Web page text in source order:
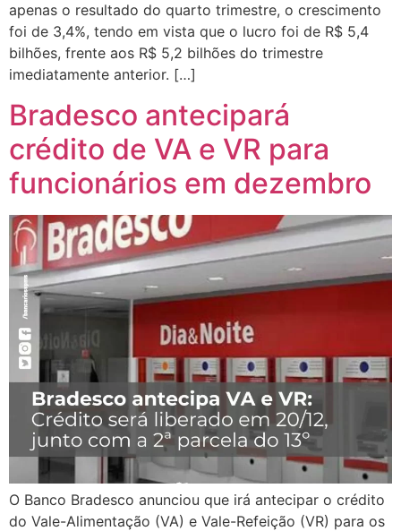
apenas o resultado do quarto trimestre, o crescimento
foi de 3,4%, tendo em vista que o lucro foi de R$ 5,4
bilhões, frente aos R$ 5,2 bilhões do trimestre
imediatamente anterior. […]
Bradesco antecipará
crédito de VA e VR para
funcionários em dezembro
O Banco Bradesco anunciou que irá antecipar o crédito
do Vale-Alimentação (VA) e Vale-Refeição (VR) para os